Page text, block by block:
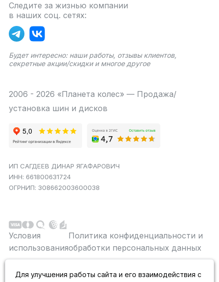
Следите за жизнью компании
в наших соц. сетях:
Будет интересно: наши работы, отзывы клиентов,
секретные акции/скидки и многое другое
2006 - 2026 «Планета колес» — Продажа/
установка шин и дисков
ИП САГДЕЕВ ДИНАР ЯГАФАРОВИЧ
ИНН: 661800631724
ОГРНИП: 308662003600038
Условия
использования
Политика конфиденциальности и
обработки персональных данных
публичной офертой не является. На данном
Для улучшения работы сайта и его взаимодействия с